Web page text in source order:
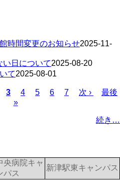
時間変更のお知らせ2025-11-
い日について2025-08-20
て2025-08-01
カ
レ
ジ
3 Page
4 Page
5 Page
6 Page
7
次
次 ›
最
ー
最後
»
続き…
央病院キャ
パス
新津駅東キャンパス